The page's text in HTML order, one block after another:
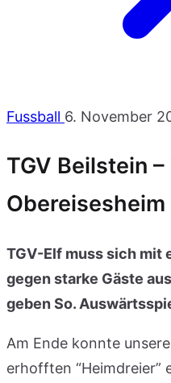
Fussball 6. November
TGV Beilstein –
Obereisesheim
TGV-Elf muss sich mit
gegen starke Gäste
gebenSo.
Am Ende konnte
erhofften “Heimdreier”